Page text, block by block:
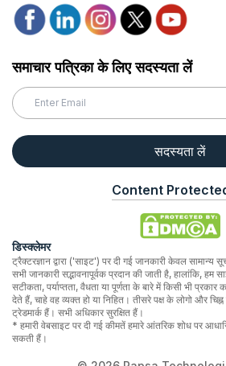
समाचार पत्रिका के लिए सदस्यता लें
सदस्यता लें
Content
डिस्क्लेमर
ट्रैक्टरज्ञान द्वारा ('साइट') पर दी गई जानकारी केवल सामान्य
सभी जानकारी सद्भावनापूर्वक प्रदान की जाती है, हालांकि, हम
सटीकता, पर्याप्तता, वैधता या पूर्णता के बारे में किसी भी प्रकार
देते हैं, चाहे वह व्यक्त हो या निहित। तीसरे पक्ष के लोगो और
ट्रेडमार्क हैं। सभी अधिकार सुरक्षित हैं।
* हमारी वेबसाइट पर दी गई कीमतें हमारे आंतरिक शोध पर
सकती हैं।